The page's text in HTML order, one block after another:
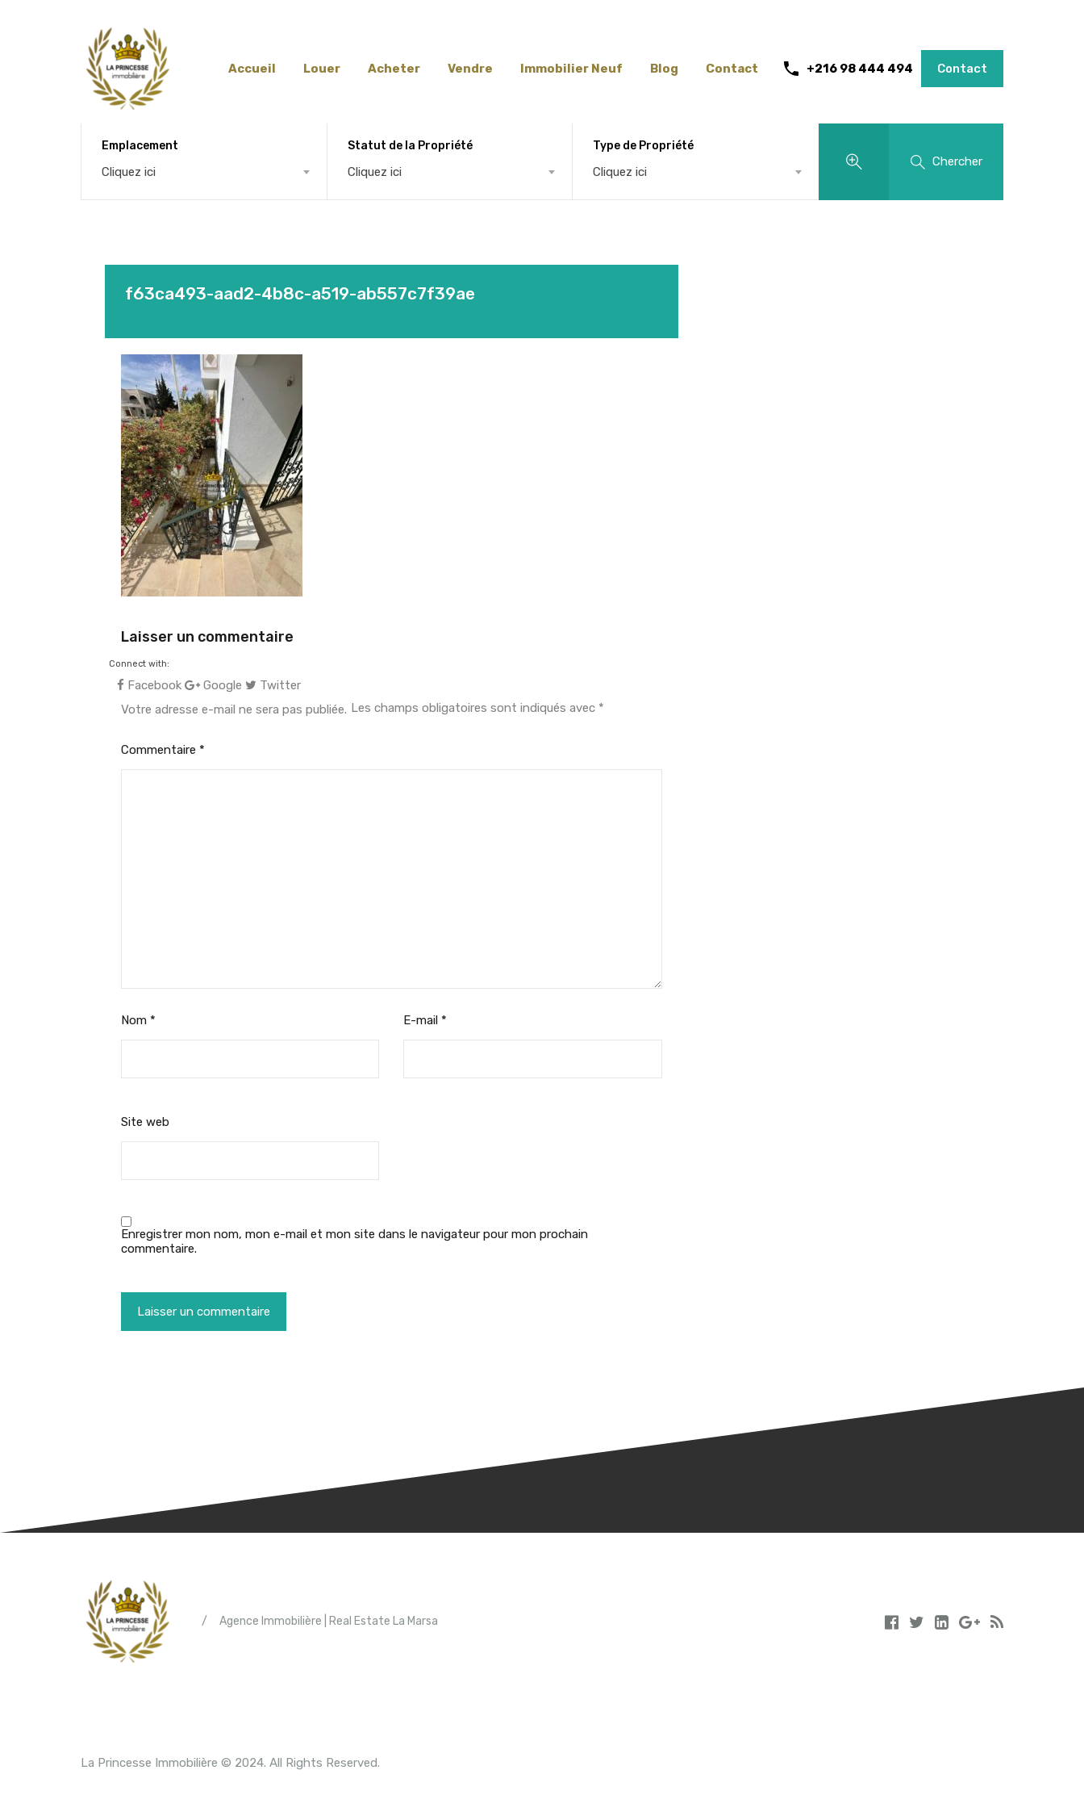
Accueil Louer Acheter Vendre Immobilier Neuf Blog Contact +216 98 444 494 Contact
Emplacement
Cliquez ici
Statut de la Propriété
Cliquez ici
Type de Propriété
Cliquez ici
Chercher
f63ca493-aad2-4b8c-a519-ab557c7f39ae
Laisser un commentaire
Connect with:
Facebook Google
Twitter
Votre adresse e-mail ne sera pas publiée. Les champs obligatoires sont indiqués avec *
Commentaire *
Nom * E-mail *
Site web
Enregistrer mon nom, mon e-mail et mon site dans le navigateur pour mon prochain
commentaire.
/ Agence Immobilière | Real Estate La Marsa
La Princesse Immobilière © 2024. All Rights Reserved.